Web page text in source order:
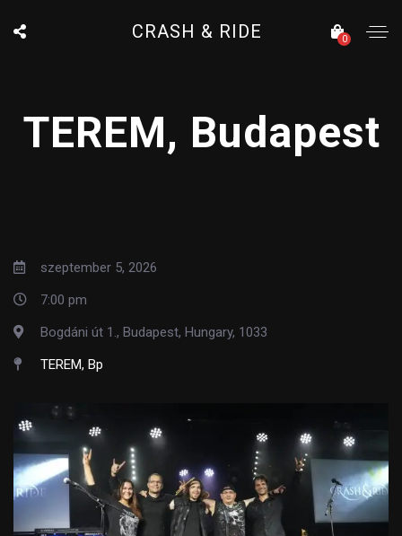
CRASH & RIDE 0
TEREM, Budapest
szeptember 5, 2026
7:00 pm
Bogdáni út 1., Budapest, Hungary, 1033
TEREM, Bp